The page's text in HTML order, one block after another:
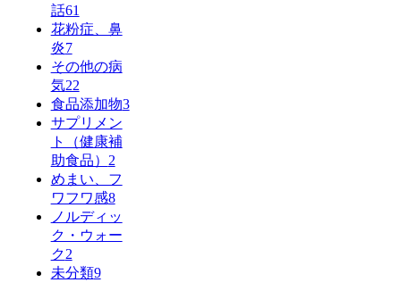
話61
花粉症、鼻
炎7
その他の病
気22
食品添加物3
サプリメン
ト（健康補
助食品） 2
めまい、フ
ワフワ感8
ノルディッ
ク・ウォー
ク2
未分類9